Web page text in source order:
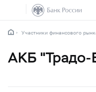
Участники финансового
АКБ